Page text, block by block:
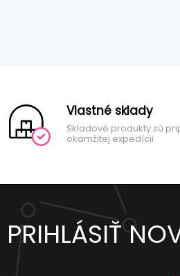
Vlastné sklady
Skladové produkty sú
okamžitej expedícii
PRIHLÁSIŤ